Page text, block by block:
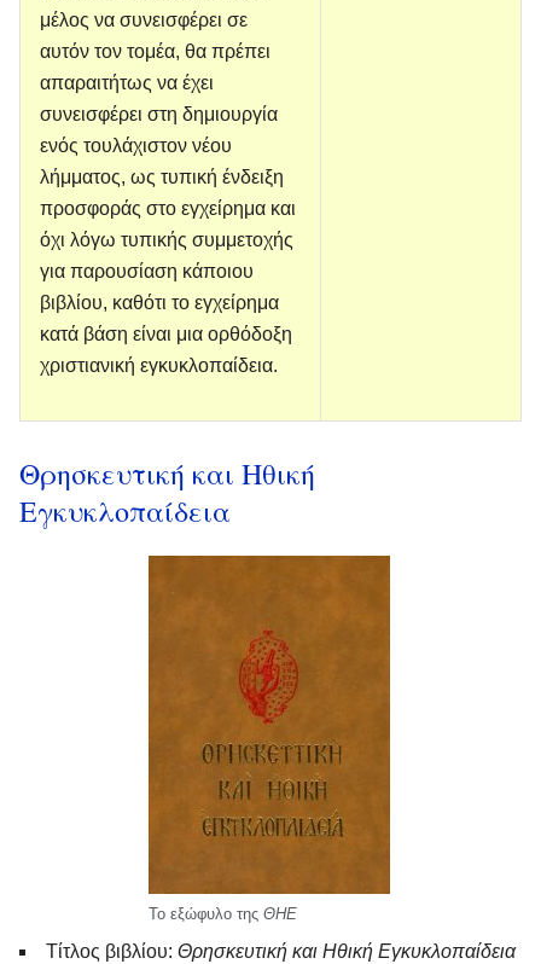
μέλος να συνεισφέρει σε
αυτόν τον τομέα, θα πρέπει
απαραιτήτως να έχει
συνεισφέρει στη δημιουργία
ενός τουλάχιστον νέου
λήμματος, ως τυπική ένδειξη
προσφοράς στο εγχείρημα και
όχι λόγω τυπικής συμμετοχής
για παρουσίαση κάποιου
βιβλίου, καθότι το εγχείρημα
κατά βάση είναι μια ορθόδοξη
χριστιανική εγκυκλοπαίδεια.
Θρησκευτική και Ηθική
Εγκυκλοπαίδεια
Το εξώφυλο της ΘΗΕ
Τίτλος βιβλίου: Θρησκευτική και Ηθική Εγκυκλοπαίδεια